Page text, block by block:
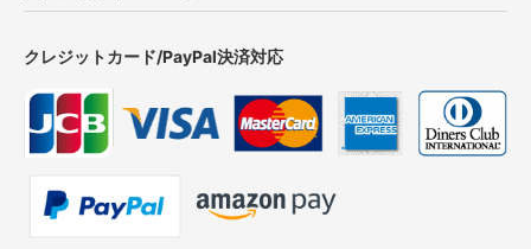
クレジットカード/PayPal決済対応